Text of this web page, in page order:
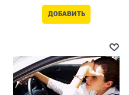
ДОБАВИТЬ